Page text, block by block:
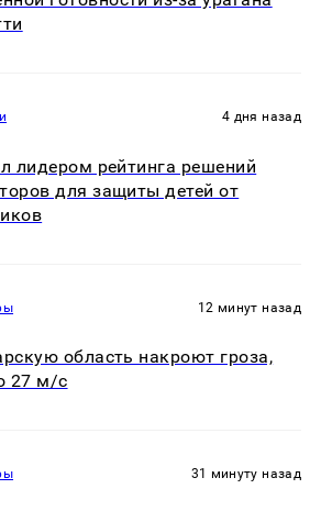
4 дня назад
лидером рейтинга решений
для защиты детей от
12 минут назад
область накроют гроза,
27 м/с
31 минуту назад